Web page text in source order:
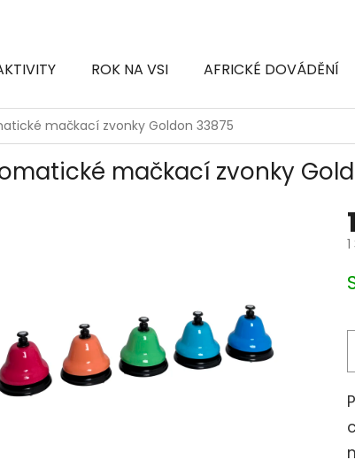
ROK NA VSI AFRICKÉ DOVÁDĚNÍ
mačkací zvonky Goldon 33875
mačkací zvonky